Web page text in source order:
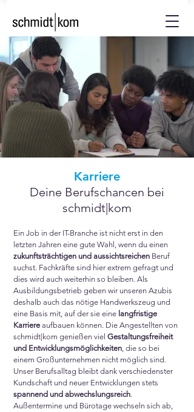
Karriere
Deine Berufschancen bei
schmidt|kom
Ein Job in der IT-Branche ist nicht erst in den
letzten Jahren eine gute Wahl, wenn du einen
zukunftsträchtigen und aussichtsreichen Beruf
suchst. Fachkräfte sind hier extrem gefragt und
dies wird auch weiterhin so bleiben. Als
Ausbildungsbetrieb geben wir unseren Azubis
deshalb auch das nötige Handwerkszeug und
eine Basis mit, auf der sie eine langfristige
Karriere aufbauen können. Die Angestellten von
schmidt|kom genießen viel Gestaltungsfreiheit
und Entwicklungsmöglichkeiten, die so bei
einem Großunternehmen nicht möglich sind.
Unser Berufsalltag bleibt dank verschiedenster
Kundschaft und neuer Entwicklungen stets
spannend und abwechslungsreich.
Außentermine und Bürotage wechseln sich ab,